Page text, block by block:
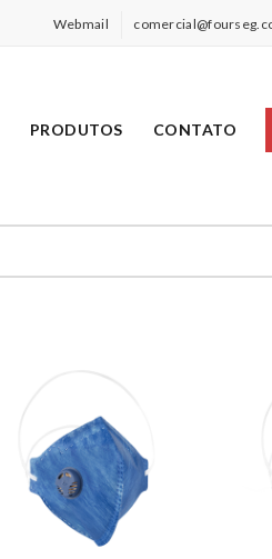
Webmail
PRODUTOS CONTATO